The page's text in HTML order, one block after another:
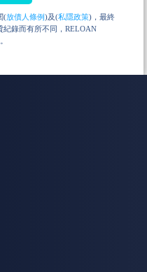
(放債人條例)及(私隱政策)，最終
紀錄而有所不同，RELOAN